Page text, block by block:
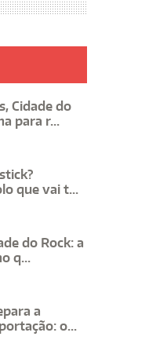
Cidade do
para r...
que vai t...
do Rock: a
q...
a
o...